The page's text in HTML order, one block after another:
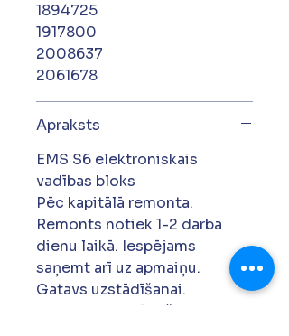
1894725
1917800
2008637
2061678
Apraksts
EMS S6 elektroniskais
vadības bloks
Pēc kapitālā remonta.
Remonts notiek 1-2 darba
dienu laikā. Iespējams
saņemt arī uz apmaiņu.
Gatavs uzstādīšanai.
Garantija 12 mēneši.